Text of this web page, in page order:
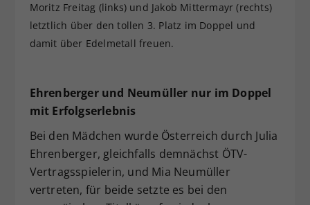
Moritz Freitag (links) und Jakob Mittermayr (rechts)
letztlich über den tollen 3. Platz im Doppel und
damit über Edelmetall freuen.
Ehrenberger und Neumüller nur im Doppel
mit Erfolgserlebnis
Bei den Mädchen wurde Österreich durch Julia
Ehrenberger, gleichfalls demnächst ÖTV-
Vertragsspielerin, und Mia Neumüller
vertreten, für beide setzte es bei den